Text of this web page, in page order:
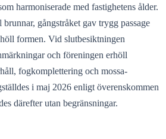
harmoniserade med fastighetens ålder.
gångstråket gav trygg passage
formen. Vid slutbesiktningen
och föreningen erhöll
fogkomplettering och mossa­
i maj 2026 enligt överenskommen
därefter utan begränsningar.